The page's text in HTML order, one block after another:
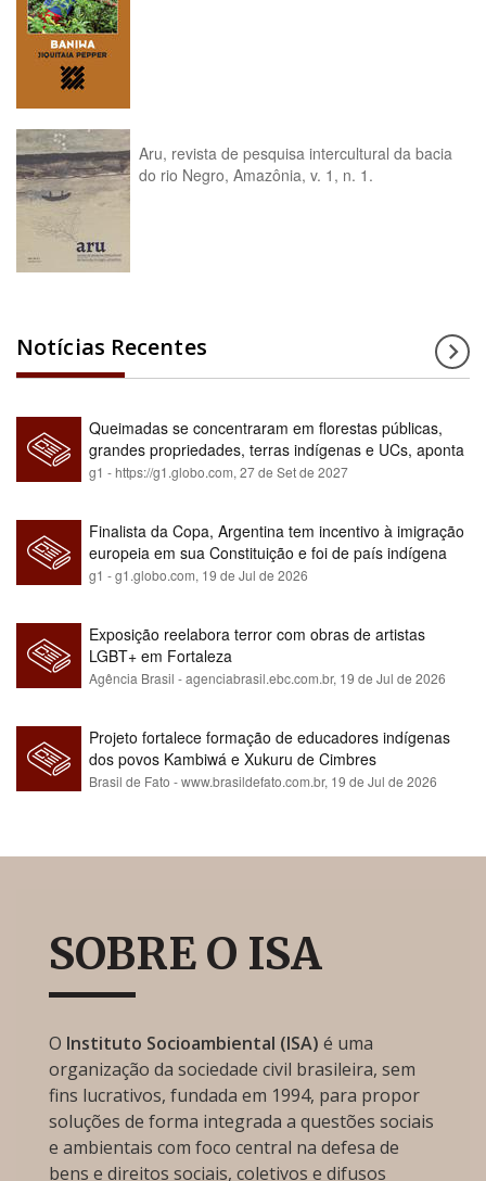
Aru, revista de pesquisa intercultural da bacia
do rio Negro, Amazônia, v. 1, n. 1.
Notícias Recentes
Queimadas se concentraram em florestas públicas,
grandes propriedades, terras indígenas e UCs, aponta
relatório
g1 - https://g1.globo.com,27 de Set de 2027
Finalista da Copa, Argentina tem incentivo à imigração
europeia em sua Constituição e foi de país indígena
para maioria branca
g1 - g1.globo.com, 19 de Jul de 2026
Exposição reelabora terror com obras de artistas
LGBT+ em Fortaleza
Agência Brasil - agenciabrasil.ebc.com.br, 19 de Jul de 2026
Projeto fortalece formação de educadores indígenas
dos povos Kambiwá e Xukuru de Cimbres
Brasil de Fato - www.brasildefato.com.br, 19 de Jul de 2026
SOBRE O ISA
O Instituto Socioambiental (ISA) é uma
organização da sociedade civil brasileira, sem
fins lucrativos, fundada em 1994, para propor
soluções de forma integrada a questões sociais
e ambientais com foco central na defesa de
bens e direitos sociais, coletivos e difusos